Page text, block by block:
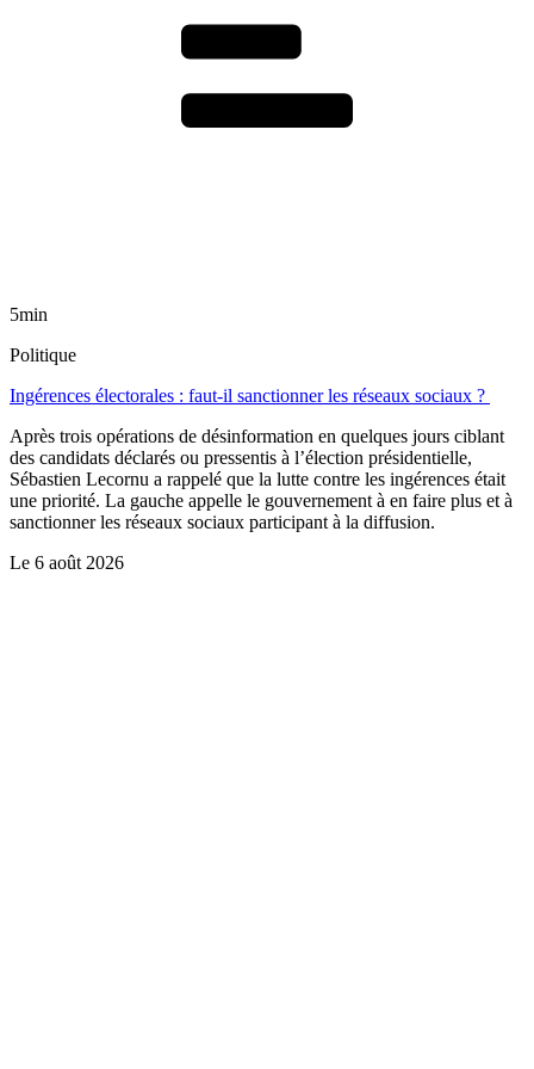
5min
Politique
Ingérences électorales : faut-il sanctionner les réseaux sociaux ?
Après trois opérations de désinformation en quelques jours ciblant
des candidats déclarés ou pressentis à l’élection présidentielle,
Sébastien Lecornu a rappelé que la lutte contre les ingérences était
une priorité. La gauche appelle le gouvernement à en faire plus et à
sanctionner les réseaux sociaux participant à la diffusion.
Le 6 août 2026